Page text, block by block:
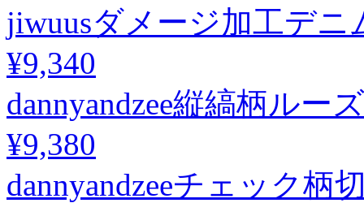
jiwuusダメージ加工デ
¥9,340
dannyandzee縦縞柄ルー
¥9,380
dannyandzeeチェック